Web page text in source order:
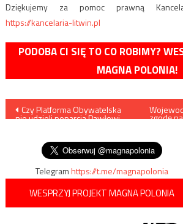
Dziękujemy za pomoc prawną
https://kancelaria-litwin.pl
PODOBA CI SIĘ TO CO ROBIMY?
MAGNA POLONIA!
Nawigacja
wpisu
Czy Platforma Obywatelska
nie udzieli poparcia Pawłowi zgodę
Telegramhttps://t.me/magnapolonia
WESPRZYJ PROJEKT MAGNA POLONIA